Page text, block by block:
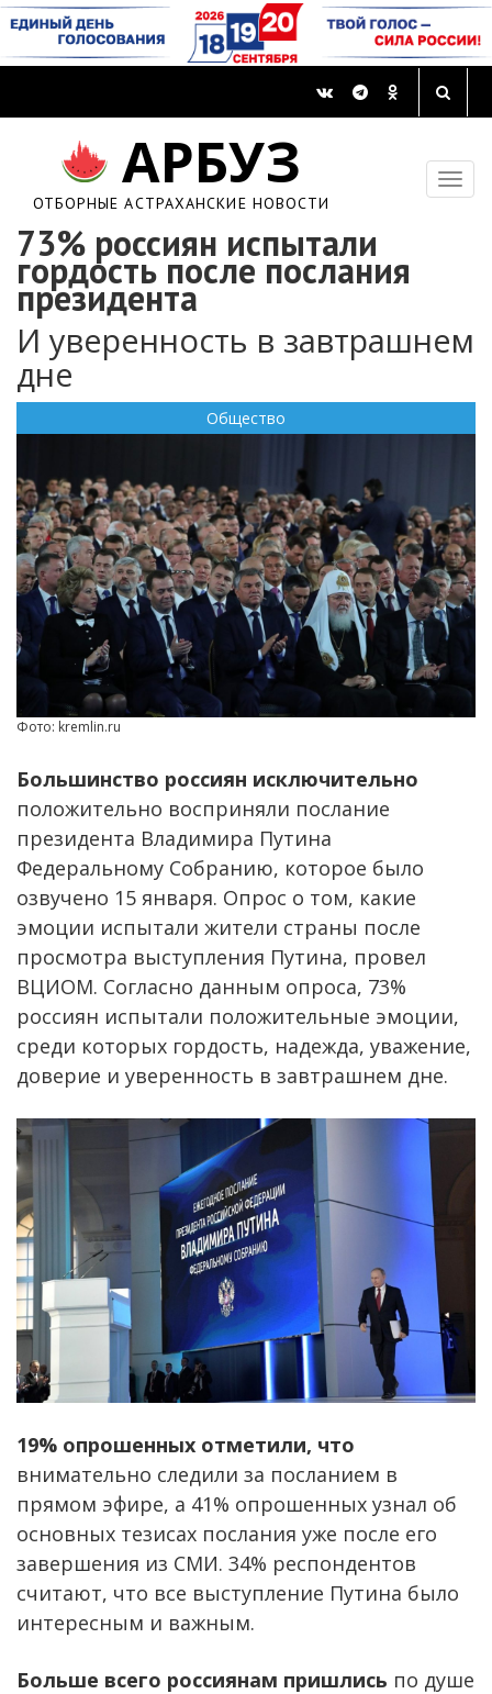
АРБУЗ
ОТБОРНЫЕ АСТРАХАНСКИЕ НОВОСТИ
73% россиян испытали
гордость после послания
президента
И уверенность в завтрашнем
дне
Общество
Фото: kremlin.ru
Большинство россиян исключительно
положительно восприняли послание
президента Владимира Путина
Федеральному Собранию, которое было
озвучено 15 января. Опрос о том, какие
эмоции испытали жители страны после
просмотра выступления Путина, провел
ВЦИОМ. Согласно данным опроса, 73%
россиян испытали положительные эмоции,
среди которых гордость, надежда, уважение,
доверие и уверенность в завтрашнем дне.
19% опрошенных отметили, что
внимательно следили за посланием в
прямом эфире, а 41% опрошенных узнал об
основных тезисах послания уже после его
завершения из СМИ. 34% респондентов
считают, что все выступление Путина было
интересным и важным.
Больше всего россиянам пришлись по душе